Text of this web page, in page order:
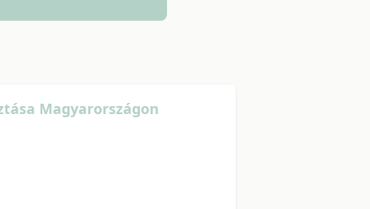
Magyarországon